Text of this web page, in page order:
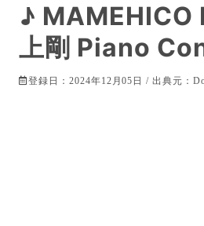
♪ MAMEHICO
上剛 Piano
登録日：2024年12月05日 / 出典元：